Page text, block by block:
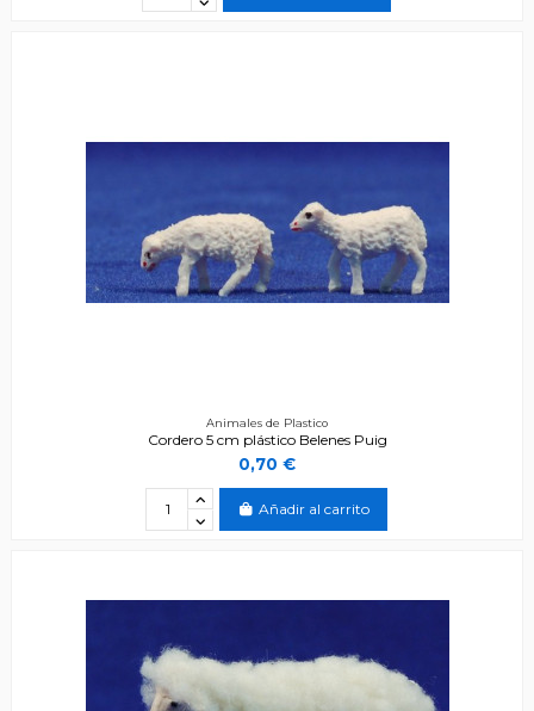
Animales de Plastico
Cordero 5 cm plástico Belenes Puig
0,70 €
Añadir al carrito